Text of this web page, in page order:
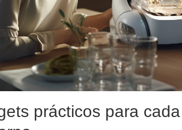
prácticos para